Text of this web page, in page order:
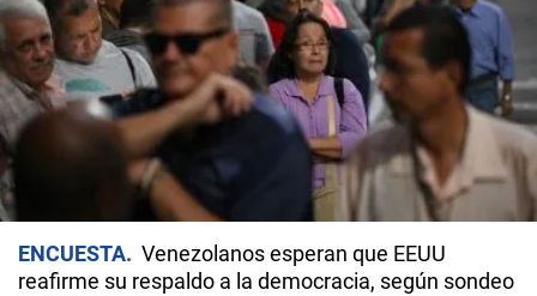
ENCUESTA
Venezolanos esperan que EEUU
reafirme su respaldo a la democracia, según sondeo